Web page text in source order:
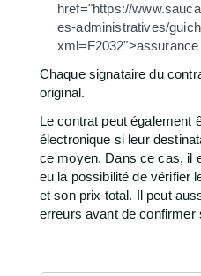
href="https://
es-administratives/
Chaque signataire du
original.
Le contrat peut également
électronique si leur
ce moyen. Dans ce cas, il
eu la possibilité de vérifier
et son prix total. Il peut
erreurs avant de confirmer